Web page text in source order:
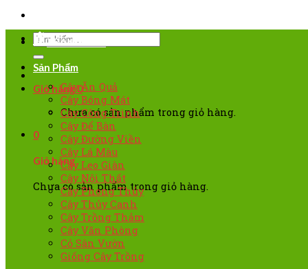
Giỏ hàng0
Chưa có sản phẩm trong giỏ hàng.
0
Giỏ hàng
Chưa có sản phẩm trong giỏ hàng.
TRANG CHỦ
Sản Phẩm
Cây Ăn Quả
Cây Bóng Mát
Cây Công Trình
Cây Để Bàn
Cây Đường Viền
Cây Lá Màu
Cây Leo Giàn
Cây Nội Thất
Cây Phong Thủy
Cây Thủy Canh
Cây Trồng Thảm
Cây Văn Phòng
Cỏ Sân Vườn
Giống Cây Trồng